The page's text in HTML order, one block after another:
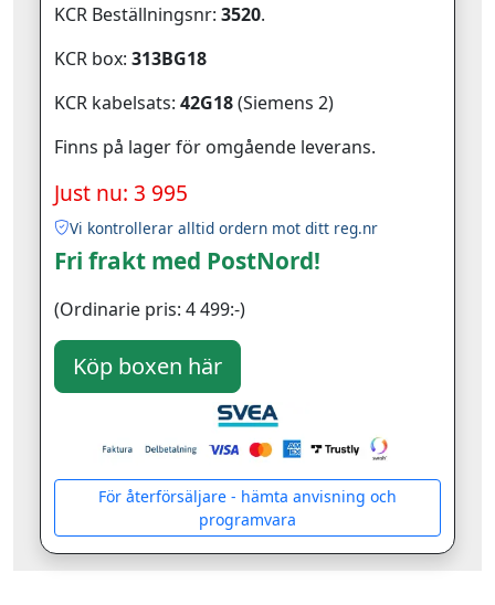
KCR Beställningsnr: 3520.
KCR box: 313BG18
KCR kabelsats: 42G18(Siemens 2)
Finns på lager för omgående leverans.
Just nu: 3 995
Vi kontrollerar alltid ordern mot ditt reg.nr
Fri frakt med PostNord!
(Ordinarie pris: 4 499:-)
För återförsäljare - hämta anvisning och
programvara